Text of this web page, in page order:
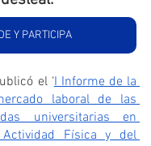
Y PARTICIPA
el ‘I Informe de la
laboral de las
universitarias en
Física y del